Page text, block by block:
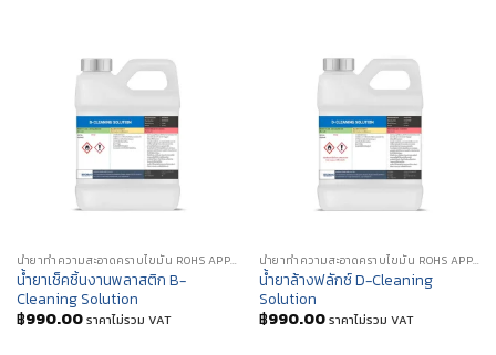
น้ำยาทำความสะอาดคราบไขมัน ROHS APPROVE (ROHS COMPLIANT CLEANING AGENTS)
น้ำยาเช็คชิ้นงานพลาสติก B-
Cleaning Solution
฿990.00 ราคาไม่รวม VAT
น้ำยาทำความสะอาดคราบไขมัน ROHS APPROVE (ROHS COMPLIANT CLEANING AGENTS)
น้ำยาล้างฟลักซ์ D-Cleaning
Solution
฿990.00 ราคาไม่รวม VAT